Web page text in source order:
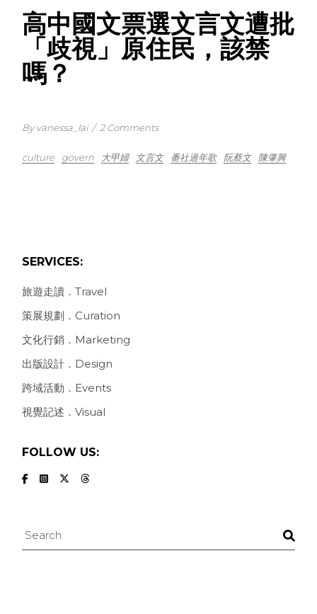
高中國文票選文言文遭批
「歧視」原住民，該禁
嗎？
By vanessa_lai / 2 Comments
culture govern 大甲婦 文言文 番社過年歌 阮蔡文 陳肇興
SERVICES:
旅遊走讀．Travel
策展規劃．Curation
文化行銷．Marketing
出版設計．Design
跨域活動．Events
視覺記述．Visual
FOLLOW US:
Search